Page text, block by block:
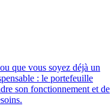
que vous soyez déjà un
: le portefeuille
son fonctionnement et de